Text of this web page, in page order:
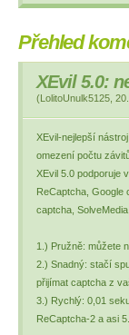
Přehled
XEvil 5.0:
(LolitoUnulk5125
XEvil-nejlepší
omezení počtu
XEvil 5.0 podporuje
ReCaptcha, Google
captcha,
1.) Pružně: můžete
2.) Snadný: stačí
přijímat captcha z
3.) Rychlý: 0,01
ReCaptcha-2 a asi